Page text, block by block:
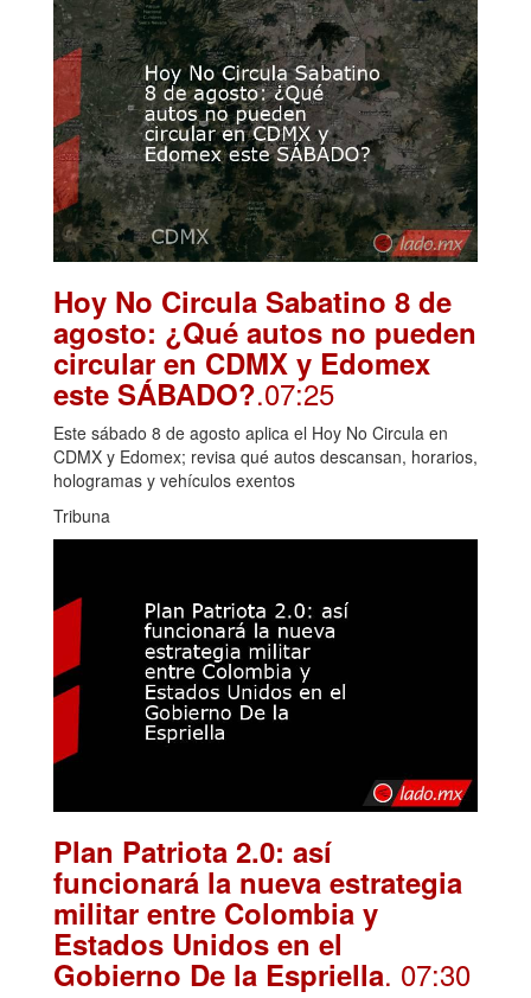
Hoy No Circula Sabatino 8 de
agosto: ¿Qué autos no pueden
circular en CDMX y Edomex
este SÁBADO?.07:25
Este sábado 8 de agosto aplica el Hoy No Circula en
CDMX y Edomex; revisa qué autos descansan, horarios,
hologramas y vehículos exentos
Tribuna
Plan Patriota 2.0: así
funcionará la nueva estrategia
militar entre Colombia y
Estados Unidos en el
Gobierno De la Espriella. 07:30